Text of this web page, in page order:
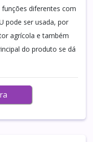
diferentes com
pode ser usada, por
agrícola e também
do produto se dá